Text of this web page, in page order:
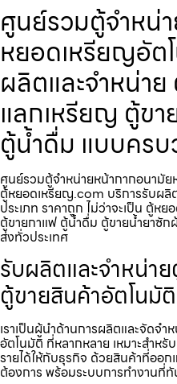
ศูนย์รวมตู้จำหน่
หยอดเหรียญ​​​อัต
ผลิตและจำหน่า
แลกเหรียญ ตู้ข
ตู้น้ำดื่ม แบบครบ
ศูนย์รวมตู้จำหน่ายหน้ากากอนามัย
ตู้หยอดเหรียญ.com บริการรับผลิ
ประเภท ราคาถูก ไม่ว่าจะเป็น ตู้ห
ตู้ขายกาแฟ ตู้น้ำดื่ม ตู้ขายน้ำยาซั
ส่งทั่วประเทศ
รับผลิตและจำหน่า
ตู้ขายสินค้าอัตโนมั
เราเป็นผู้นำด้านการผลิตและจัดจ
อัตโนมัติ ที่หลากหลาย เหมาะสำหรั
รายได้ให้กับธุรกิจ ด้วยสินค้าที่ออ
ต้องการ พร้อมระบบการทำงานที่ทั